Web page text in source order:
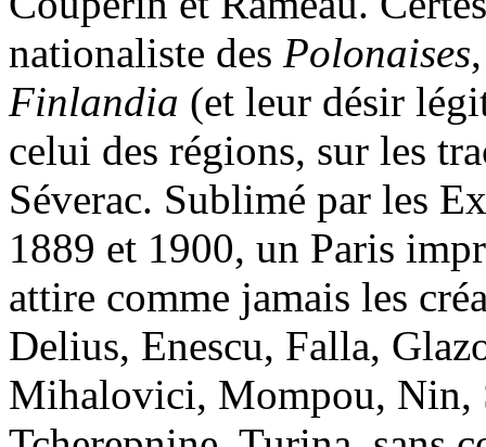
nationaliste des Polonaises
Finlandia (et leur désir
celui des régions, sur les
Séverac. Sublimé par les
1889 et 1900, un Paris
attire comme jamais les
Delius, Enescu, Falla,
Mihalovici, Mompou, Nin,